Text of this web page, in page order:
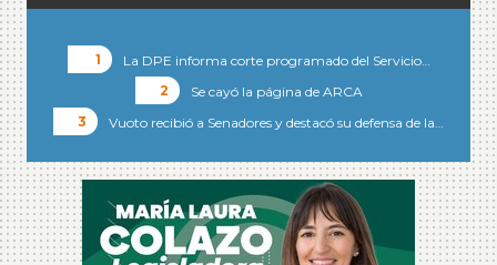
La DPE informa corte programado del Servicio…
Se cayó la página de ARCA
Vuoto recibió a Senadores y destacó su defensa de la…